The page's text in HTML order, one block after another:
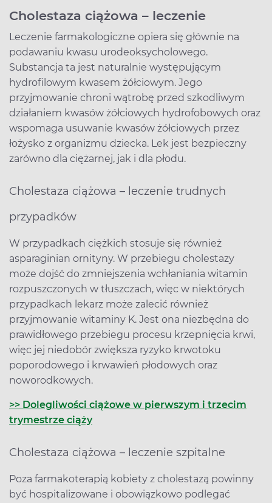
Cholestaza ciążowa – leczenie
Leczenie farmakologiczne opiera się głównie na
podawaniu kwasu urodeoksycholowego.
Substancja ta jest naturalnie występującym
hydrofilowym kwasem żółciowym. Jego
przyjmowanie chroni wątrobę przed szkodliwym
działaniem kwasów żółciowych hydrofobowych oraz
wspomaga usuwanie kwasów żółciowych przez
łożysko z organizmu dziecka. Lek jest bezpieczny
zarówno dla ciężarnej, jak i dla płodu.
Cholestaza ciążowa – leczenie trudnych
przypadków
W przypadkach ciężkich stosuje się również
asparaginian ornityny. W przebiegu cholestazy
może dojść do zmniejszenia wchłaniania witamin
rozpuszczonych w tłuszczach, więc w niektórych
przypadkach lekarz może zalecić również
przyjmowanie witaminy K. Jest ona niezbędna do
prawidłowego przebiegu procesu krzepnięcia krwi,
więc jej niedobór zwiększa ryzyko krwotoku
poporodowego i krwawień płodowych oraz
noworodkowych.
>> Dolegliwości ciążowe w pierwszym i trzecim
trymestrze ciąży
Cholestaza ciążowa – leczenie szpitalne
Poza farmakoterapią kobiety z cholestazą powinny
być hospitalizowane i obowiązkowo podlegać